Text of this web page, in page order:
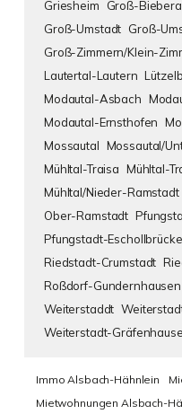
Griesheim
Groß-
Groß-Umstadt Groß-
Groß-Zimmern/Klein-
Lautertal-Lautern
Modautal-Asbach
Modautal-Ernsthofen
Mossautal Mossautal/
Mühltal-Traisa Mühltal-
Mühltal/Nieder-Ramstadt
Ober-Ramstadt
Pfungstadt-
Riedstadt-Crumstadt
Roßdorf-Gundernhausen
Weiterstaddt
Weiterstadt-
Immo Alsbach-Hähnlein
Mietwohnungen Alsbach-